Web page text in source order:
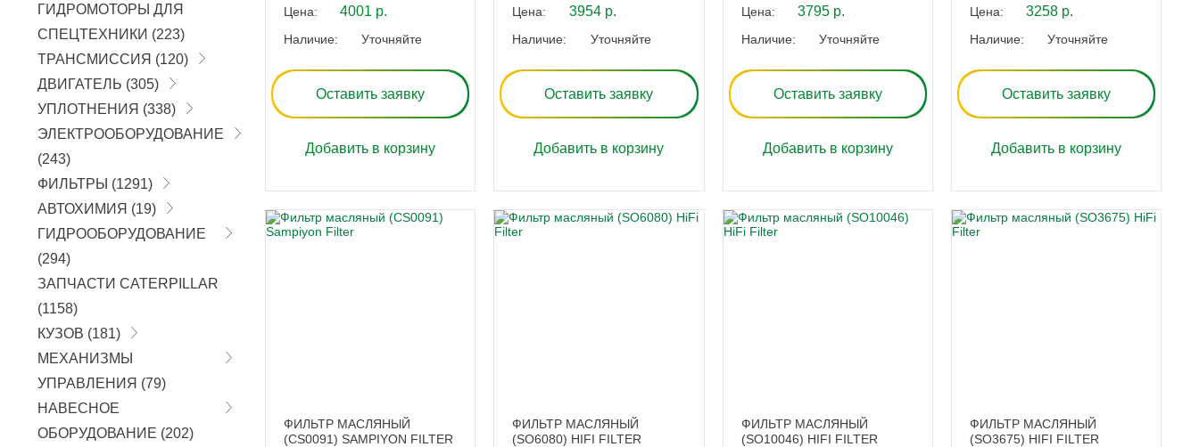
ГИДРОМОТОРЫ ДЛЯ
СПЕЦТЕХНИКИ (223)
ТРАНСМИССИЯ (120)
ДВИГАТЕЛЬ (305)
УПЛОТНЕНИЯ (338)
ЭЛЕКТРООБОРУДОВАНИЕ
(243)
ФИЛЬТРЫ (1291)
АВТОХИМИЯ (19)
ГИДРООБОРУДОВАНИЕ
(294)
ЗАПЧАСТИ CATERPILLAR
(1158)
КУЗОВ (181)
МЕХАНИЗМЫ
УПРАВЛЕНИЯ (79)
НАВЕСНОЕ
ОБОРУДОВАНИЕ (202)
Цена: 4001 р.
Наличие: Уточняйте
Оставить заявку
Добавить в корзину
Цена: 3954 р.
Наличие: Уточняйте
Оставить заявку
Добавить в корзину
Цена: 3795 р.
Наличие: Уточняйте
Оставить заявку
Добавить в корзину
Цена: 3258 р.
Наличие: Уточняйте
Оставить заявку
Добавить в корзину
ФИЛЬТР МАСЛЯНЫЙ
(CS0091) SAMPIYON FILTER
ФИЛЬТР МАСЛЯНЫЙ
(SO6080) HIFI FILTER
ФИЛЬТР МАСЛЯНЫЙ
(SO10046) HIFI FILTER
ФИЛЬТР МАСЛЯНЫЙ
(SO3675) HIFI FILTER